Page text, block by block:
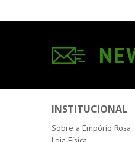
INSTITUCIONAL
Sobre a Empório Rosa